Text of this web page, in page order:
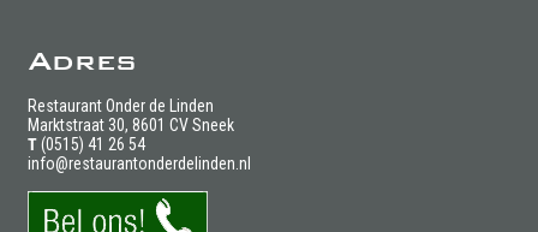
Adres
Restaurant Onder de Linden
Marktstraat 30, 8601 CV Sneek
T(0515) 41 26 54
info@restaurantonderdelinden.nl